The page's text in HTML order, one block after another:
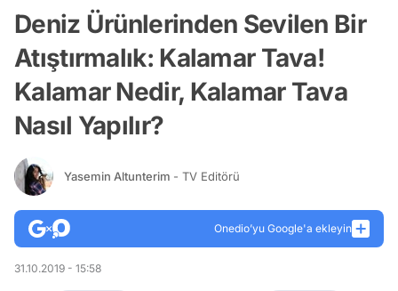
Deniz Ürünlerinden Sevilen Bir
Atıştırmalık: Kalamar Tava!
Kalamar Nedir, Kalamar Tava
Nasıl Yapılır?
Yasemin Altunterim - TV Editörü
Onedio’yu Google'a ekleyin
31.10.2019 - 15:58